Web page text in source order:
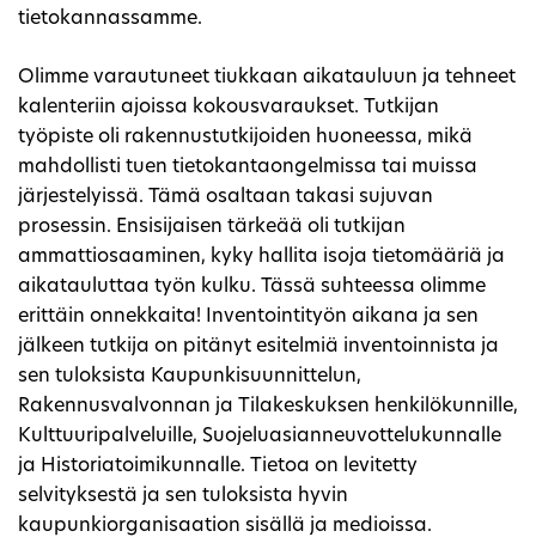
tietokannassamme.
Olimme varautuneet tiukkaan aikatauluun ja tehneet
kalenteriin ajoissa kokousvaraukset. Tutkijan
työpiste oli rakennustutkijoiden huoneessa, mikä
mahdollisti tuen tietokantaongelmissa tai muissa
järjestelyissä. Tämä osaltaan takasi sujuvan
prosessin. Ensisijaisen tärkeää oli tutkijan
ammattiosaaminen, kyky hallita isoja tietomääriä ja
aikatauluttaa työn kulku. Tässä suhteessa olimme
erittäin onnekkaita! Inventointityön aikana ja sen
jälkeen tutkija on pitänyt esitelmiä inventoinnista ja
sen tuloksista Kaupunkisuunnittelun,
Rakennusvalvonnan ja Tilakeskuksen henkilökunnille,
Kulttuuripalveluille, Suojeluasianneuvottelukunnalle
ja Historiatoimikunnalle. Tietoa on levitetty
selvityksestä ja sen tuloksista hyvin
kaupunkiorganisaation sisällä ja medioissa.